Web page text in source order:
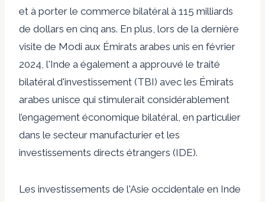
et à porter le commerce bilatéral à 115 milliards
de dollars en cinq ans. En plus, lors de la dernière
visite de Modi aux Émirats arabes unis en février
2024, l'Inde a également a approuvé le traité
bilatéral d'investissement (TBI) avec les Émirats
arabes unisce qui stimulerait considérablement
l’engagement économique bilatéral, en particulier
dans le secteur manufacturier et les
investissements directs étrangers (IDE).
Les investissements de l'Asie occidentale en Inde